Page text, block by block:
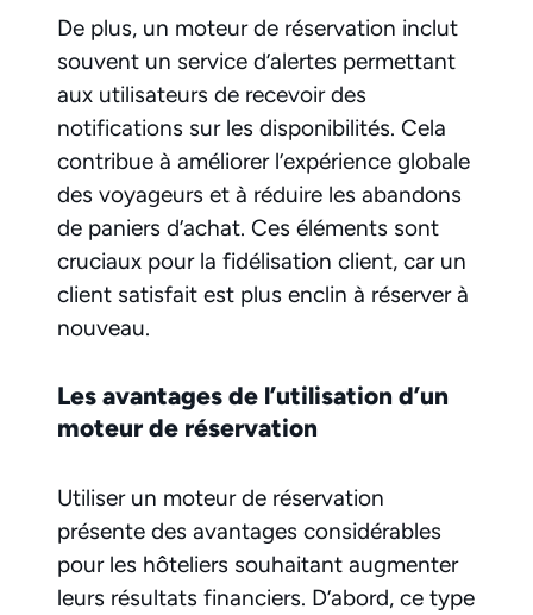
De plus, un moteur de réservation inclut
souvent un service d’alertes permettant
aux utilisateurs de recevoir des
notifications sur les disponibilités. Cela
contribue à améliorer l’expérience globale
des voyageurs et à réduire les abandons
de paniers d’achat. Ces éléments sont
cruciaux pour la fidélisation client, car un
client satisfait est plus enclin à réserver à
nouveau.
Les avantages de l’utilisation d’un
moteur de réservation
Utiliser un moteur de réservation
présente des avantages considérables
pour les hôteliers souhaitant augmenter
leurs résultats financiers. D’abord, ce type